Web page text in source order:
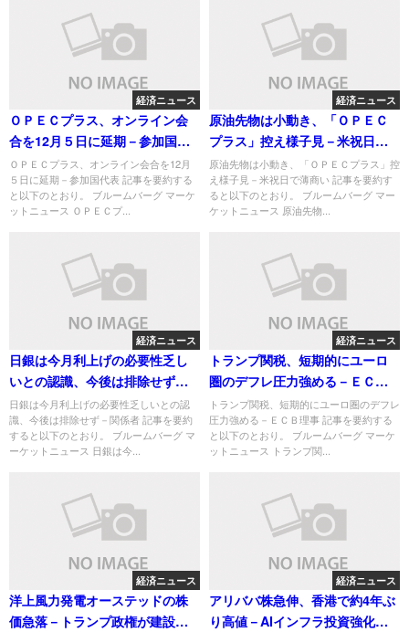
経済ニュース
ＯＰＥＣプラス、オンライン会
合を12月５日に延期－参加国代
表
ＯＰＥＣプラス、オンライン会合を12月
５日に延期－参加国代表 記事を要約する
と以下のとおり。 ブルームバーグ マーケ
ットニュース ＯＰＥＣプ...
経済ニュース
原油先物は小動き、「ＯＰＥＣ
プラス」控え様子見－米祝日で
薄商い
原油先物は小動き、「ＯＰＥＣプラス」控
え様子見－米祝日で薄商い 記事を要約す
ると以下のとおり。 ブルームバーグ マー
ケットニュース 原油先物...
経済ニュース
日銀は今月利上げの必要性乏し
いとの認識、今後は排除せず－
関係者
日銀は今月利上げの必要性乏しいとの認
識、今後は排除せず－関係者 記事を要約
すると以下のとおり。 ブルームバーグ マ
ーケットニュース 日銀は今...
経済ニュース
トランプ関税、短期的にユーロ
圏のデフレ圧力強める－ＥＣＢ
理事
トランプ関税、短期的にユーロ圏のデフレ
圧力強める－ＥＣＢ理事 記事を要約する
と以下のとおり。 ブルームバーグ マーケ
ットニュース トランプ関...
経済ニュース
洋上風力発電オーステッドの株
価急落－トランプ政権が建設停
経済ニュース
アリババ株急伸、香港で約4年ぶ
り高値－AIインフラ投資強化の